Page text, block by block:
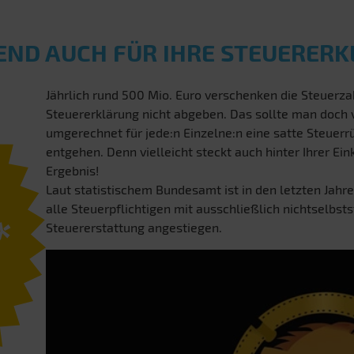
AUCH FÜR IHRE
Jährlich rund 500 Mio. Euro verschenken die
Steuererklärung nicht abgeben. Das sollte man
umgerechnet für jede:n Einzelne:n eine satte
entgehen. Denn vielleicht steckt auch hinter Ihrer
Ergebnis!
Laut statistischem Bundesamt ist in den letzten
alle Steuerpflichtigen mit ausschließlich
Steuererstattung angestiegen.